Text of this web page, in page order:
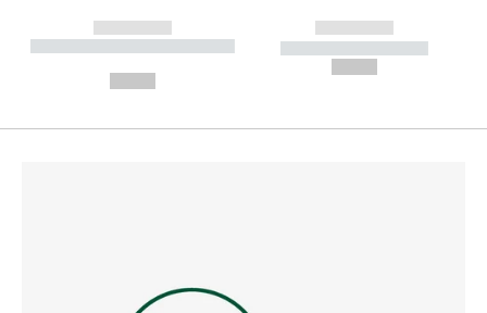
------------
----------- ----------- --------
------------
----------- -----------